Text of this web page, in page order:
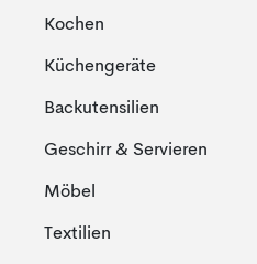
Kochen
Küchengeräte
Backutensilien
Geschirr & Servieren
Möbel
Textilien